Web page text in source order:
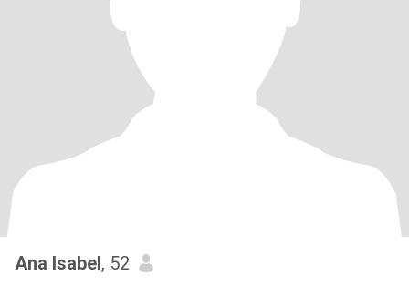
Ana Isabel, 52